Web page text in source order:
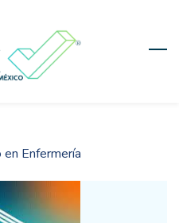
Enfermería